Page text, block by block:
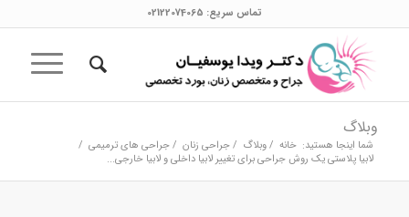
تماس سریع: 02122074065
وبلاگ
شما اینجا هستید: خانه / وبلاگ / جراحی زنان / جراحی های ترمیمی /
لابیا پلاستی یک روش جراحی برای تغییر لابیا داخلی و لابیا خارجی...